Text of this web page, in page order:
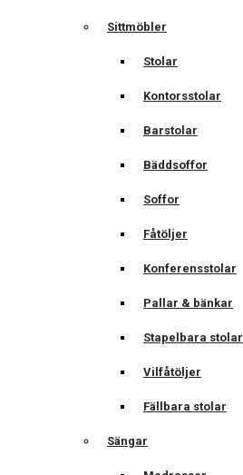
Sittmöbler
Stolar
Kontorsstolar
Barstolar
Bäddsoffor
Soffor
Fåtöljer
Konferensstolar
Pallar & bänkar
Stapelbara stolar
Vilfåtöljer
Fällbara stolar
Sängar